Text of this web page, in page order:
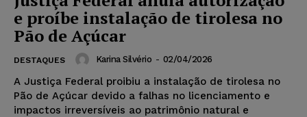
e proíbe instalação de tirolesa no
Pão de Açúcar
DESTAQUES Karina Silvério - 02/04/2026
A Justiça Federal proibiu a instalação de tirolesa no
Pão de Açúcar devido a falhas no licenciamento e
impactos irreversíveis ao patrimônio natural e